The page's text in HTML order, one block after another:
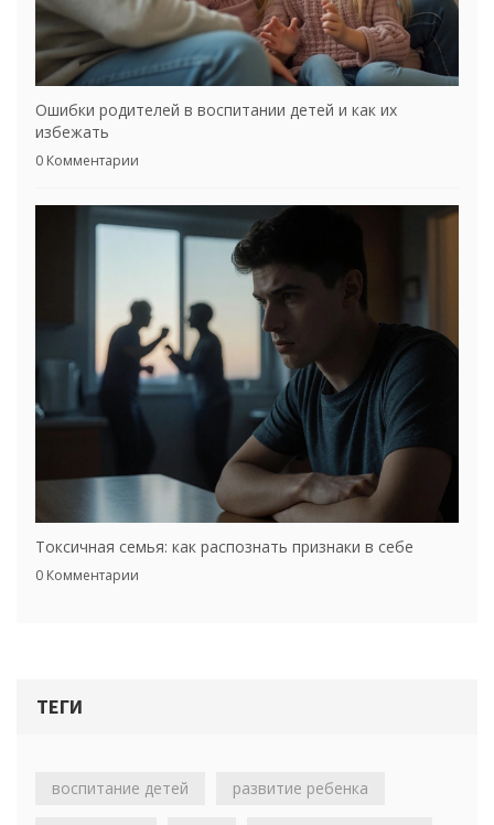
Ошибки родителей в воспитании детей и как их
избежать
0 Комментарии
Токсичная семья: как распознать признаки в себе
0 Комментарии
ТЕГИ
воспитание детей развитие ребенка